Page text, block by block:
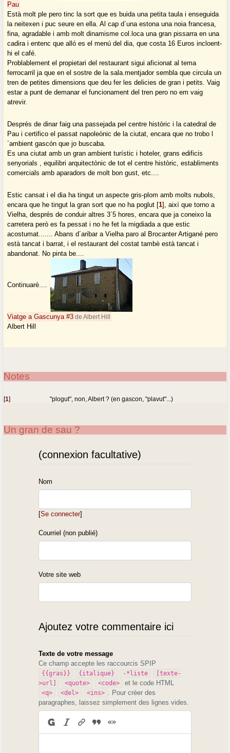
Pau
Està molt ple pero tinc la sort que es buida una petita taula i enseguida
la neitexen i puc seure en ella. Al cap d´una estona una noia francesa,
fina, agradable i amb molt dinamisme col.loca una gran pissarra en una
cadira i entenc que alló es el menú del dia, que costa 16 Euros incloent-
hi el café.
Problablement el propietari del restaurant sigui aficionat al tema
ferrocarril ja que en el sostre de la sala.mentjador sembla que circula un
tren de petites dimensions que deu fer les delicies de gran i petits. Vaig
estar a punt de demanar el funcionament del tren pero no em vaig
atrevir.
Després de dinar faig una passejada pel centre històric i la catedral de
Pau i certifico el passat napoleònic de la ciutat, encara que no trobo l
´ambient gascón que jo buscaba.
Es una ciutat amb un gran ambient turístic i hoteler, grans edificis
senyorials , equilibri arquitectònic de tot el centre històric, establiments
comercials amb aparadors de molt bon gust, etc....
Estic cansat i el dia ha tingut un aspecte gris-plom amb molts nubols,
encara que he tingut la gran sort que no ha poglut [1] , així que torno a
Vielha, després de conduir altres 3´5 hores, encara que ja coneixo la
carretera però es fa pessat i no he fet la migdiada a que estic
acostumat....... Abans d´aribar a Vielha paro al Brocanter Artigané pero
està tancat i barrat, i el restaurant del costat tambè està tancat i
abandonat. No pinta be....
Continuarè....
Viatge a Gascunya #3 de Albert Hill
Albert Hill
Notes
[1] "plogut", non, Albert ? (en gascon, "plavut"...)
Un gran de sau ?
(connexion facultative)
Nom
[Se connecter]
Courriel (non publié)
Votre site web
Ajoutez votre commentaire ici
Texte de votre message
Ce champ accepte les raccourcis SPIP
{{gras}} {italique} -*liste
[texte-
>url]
<quote> <code> et le code HTML
<q> <del> <ins>
. Pour créer des
paragraphes, laissez simplement des lignes vides.